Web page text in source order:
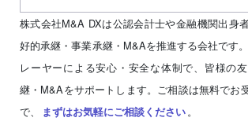
株式会社M&A DXは公認会計士や金融機関出身
好的承継・事業承継・M&Aを推進する会社です
レーヤーによる安心・安全な体制で、皆様の
継・M&Aをサポートします。ご相談は無料でお
で、
まずはお気軽にご相談ください。